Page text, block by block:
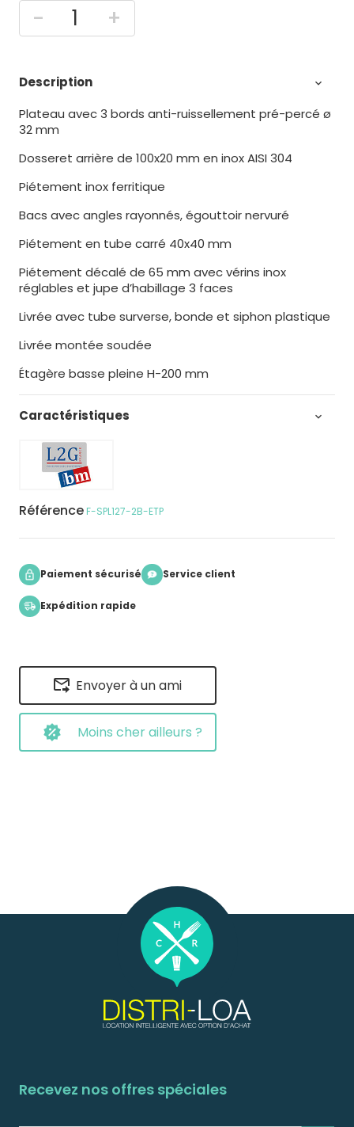
Envoyer à un ami
Moins cher ailleurs ?
- +
Description 
Plateau avec 3 bords anti-ruissellement pré-percé ø
32 mm
Dosseret arrière de 100x20 mm en inox AISI 304
Piétement inox ferritique
Bacs avec angles rayonnés, égouttoir nervuré
Piétement en tube carré 40x40 mm
Piétement décalé de 65 mm avec vérins inox
réglables et jupe d’habillage 3 faces
Livrée avec tube surverse, bonde et siphon plastique
Livrée montée soudée
Étagère basse pleine H-200 mm
Caractéristiques 
Référence F-SPL127-2B-ETP
Paiement sécurisé Service client
Expédition rapide
Recevez nos offres spéciales